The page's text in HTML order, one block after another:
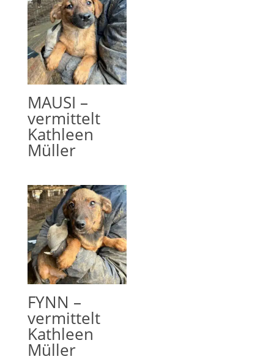
MAUSI –
vermittelt
Kathleen
Müller
FYNN –
vermittelt
Kathleen
Müller